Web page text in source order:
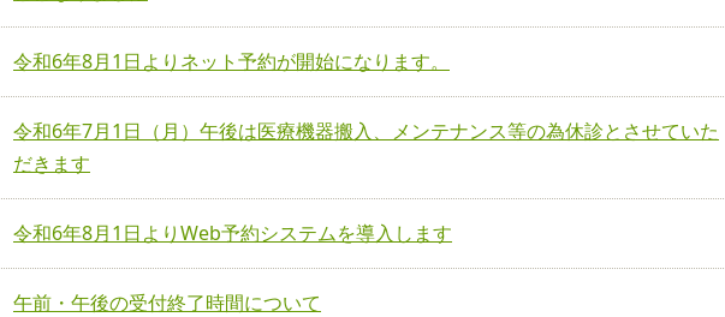
令和6年8月1日よりネット予約が開始になります。
令和6年7月1日（月）午後は医療機器搬入、メンテナンス等の為休診とさせていた
だきます
令和6年8月1日よりWeb予約システムを導入します
午前・午後の受付終了時間について